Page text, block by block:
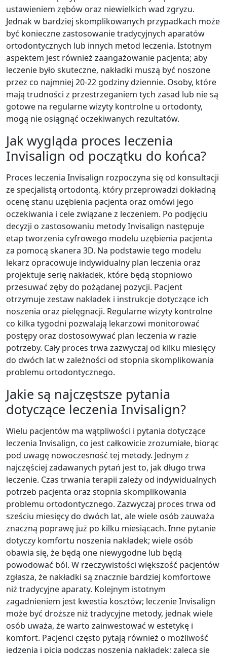
ustawieniem zębów oraz niewielkich wad zgryzu.
Jednak w bardziej skomplikowanych przypadkach może
być konieczne zastosowanie tradycyjnych aparatów
ortodontycznych lub innych metod leczenia. Istotnym
aspektem jest również zaangażowanie pacjenta; aby
leczenie było skuteczne, nakładki muszą być noszone
przez co najmniej 20-22 godziny dziennie. Osoby, które
mają trudności z przestrzeganiem tych zasad lub nie są
gotowe na regularne wizyty kontrolne u ortodonty,
mogą nie osiągnąć oczekiwanych rezultatów.
Jak wygląda proces leczenia
Invisalign od początku do końca?
Proces leczenia Invisalign rozpoczyna się od konsultacji
ze specjalistą ortodontą, który przeprowadzi dokładną
ocenę stanu uzębienia pacjenta oraz omówi jego
oczekiwania i cele związane z leczeniem. Po podjęciu
decyzji o zastosowaniu metody Invisalign następuje
etap tworzenia cyfrowego modelu uzębienia pacjenta
za pomocą skanera 3D. Na podstawie tego modelu
lekarz opracowuje indywidualny plan leczenia oraz
projektuje serię nakładek, które będą stopniowo
przesuwać zęby do pożądanej pozycji. Pacjent
otrzymuje zestaw nakładek i instrukcje dotyczące ich
noszenia oraz pielęgnacji. Regularne wizyty kontrolne
co kilka tygodni pozwalają lekarzowi monitorować
postępy oraz dostosowywać plan leczenia w razie
potrzeby. Cały proces trwa zazwyczaj od kilku miesięcy
do dwóch lat w zależności od stopnia skomplikowania
problemu ortodontycznego.
Jakie są najczęstsze pytania
dotyczące leczenia Invisalign?
Wielu pacjentów ma wątpliwości i pytania dotyczące
leczenia Invisalign, co jest całkowicie zrozumiałe, biorąc
pod uwagę nowoczesność tej metody. Jednym z
najczęściej zadawanych pytań jest to, jak długo trwa
leczenie. Czas trwania terapii zależy od indywidualnych
potrzeb pacjenta oraz stopnia skomplikowania
problemu ortodontycznego. Zazwyczaj proces trwa od
sześciu miesięcy do dwóch lat, ale wiele osób zauważa
znaczną poprawę już po kilku miesiącach. Inne pytanie
dotyczy komfortu noszenia nakładek; wiele osób
obawia się, że będą one niewygodne lub będą
powodować ból. W rzeczywistości większość pacjentów
zgłasza, że nakładki są znacznie bardziej komfortowe
niż tradycyjne aparaty. Kolejnym istotnym
zagadnieniem jest kwestia kosztów; leczenie Invisalign
może być droższe niż tradycyjne metody, jednak wiele
osób uważa, że warto zainwestować w estetykę i
komfort. Pacjenci często pytają również o możliwość
jedzenia i picia podczas noszenia nakładek; zaleca się